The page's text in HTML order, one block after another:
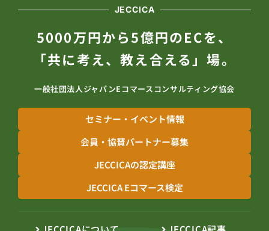
JECCICA
5000万円から5億円のECを、
「共に考え、教え合える」場。
一般社団法人ジャパンEコマースコンサルティング協会
セミナー・イベント情報
会員・協賛パートナー募集
JECCICAの認定講座
JECCICA Eコマース検定